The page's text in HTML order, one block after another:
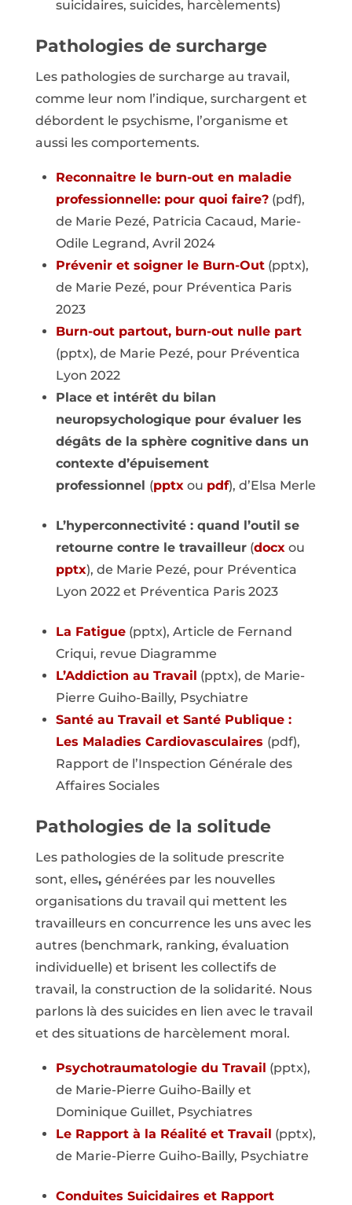
suicidaires, suicides, harcèlements)
Pathologies de surcharge
Les pathologies de surcharge au travail,
comme leur nom l’indique, surchargent et
débordent le psychisme, l’organisme et
aussi les comportements.
Reconnaitre le burn-out en maladie
professionnelle: pour quoi faire?(pdf),
de Marie Pezé, Patricia Cacaud, Marie-
Odile Legrand, Avril 2024
Prévenir et soigner le Burn-Out(pptx),
de Marie Pezé, pour Préventica Paris
2023
Burn-out partout, burn-out nulle part
(pptx), de Marie Pezé, pour Préventica
Lyon 2022
Place et intérêt du bilan
neuropsychologique pour évaluer les
dégâts de la sphère cognitive dans un
contexte d’épuisement
professionnel (pptxou pdf), d’Elsa Merle
L’hyperconnectivité : quand l’outil se
retourne contre le travailleur(docxou
pptx), de Marie Pezé, pour Préventica
Lyon 2022 et Préventica Paris 2023
La Fatigue(pptx), Article de Fernand
Criqui, revue Diagramme
L’Addiction au Travail (pptx), de Marie-
Pierre Guiho-Bailly, Psychiatre
Santé au Travail et Santé Publique :
Les Maladies Cardiovasculaires (pdf),
Rapport de l’Inspection Générale des
Affaires Sociales
Pathologies de la solitude
Les pathologies de la solitude prescrite
sont, elles, générées par les nouvelles
organisations du travail qui mettent les
travailleurs en concurrence les uns avec les
autres (benchmark, ranking, évaluation
individuelle) et brisent les collectifs de
travail, la construction de la solidarité. Nous
parlons là des suicides en lien avec le travail
et des situations de harcèlement moral.
Psychotraumatologie du Travail (pptx),
de Marie-Pierre Guiho-Bailly et
Dominique Guillet, Psychiatres
Le Rapport à la Réalité et Travail (pptx),
de Marie-Pierre Guiho-Bailly, Psychiatre
Conduites Suicidaires et Rapport